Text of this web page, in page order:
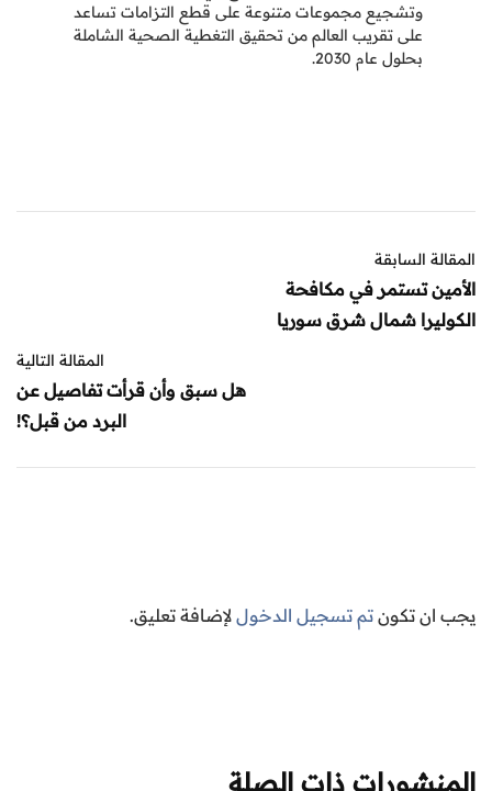
وتشجيع مجموعات متنوعة على قطع التزامات تساعد
على تقريب العالم من تحقيق التغطية الصحية الشاملة
بحلول عام 2030.
المقالة السابقة
الأمين تستمر في مكافحة
الكوليرا شمال شرق سوريا
المقالة التالية
هل سبق وأن قرأت تفاصيل عن
البرد من قبل؟!
يجب ان تكون تم تسجيل الدخول لإضافة تعليق.
المنشورات ذات الصلة